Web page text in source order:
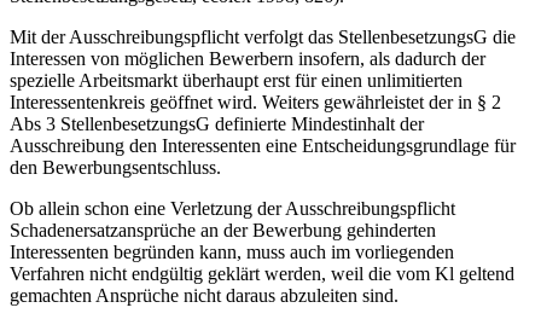
Mit der Ausschreibungspflicht verfolgt das StellenbesetzungsG die
Interessen von möglichen Bewerbern insofern, als dadurch der
spezielle Arbeitsmarkt überhaupt erst für einen unlimitierten
Interessentenkreis geöffnet wird. Weiters gewährleistet der in § 2
Abs 3 StellenbesetzungsG definierte Mindestinhalt der
Ausschreibung den Interessenten eine Entscheidungsgrundlage für
den Bewerbungsentschluss.
Ob allein schon eine Verletzung der Ausschreibungspflicht
Schadenersatzansprüche an der Bewerbung gehinderten
Interessenten begründen kann, muss auch im vorliegenden
Verfahren nicht endgültig geklärt werden, weil die vom Kl geltend
gemachten Ansprüche nicht daraus abzuleiten sind.